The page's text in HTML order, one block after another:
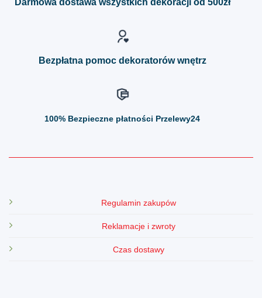
Darmowa dostawa wszystkich dekoracji od 500zł
Bezpłatna pomoc dekoratorów wnętrz
100% Bezpieczne płatności Przelewy24
Regulamin zakupów
Reklamacje i zwroty
Czas dostawy